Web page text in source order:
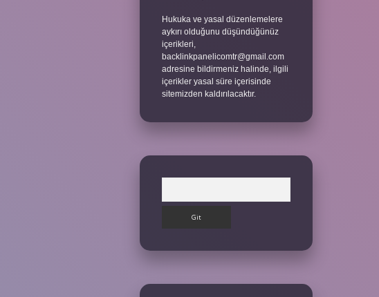
Hukuka ve yasal düzenlemelere
aykırı olduğunu düşündüğünüz
içerikleri,
backlinkpanelicomtr@gmail.com
adresine bildirmeniz halinde, ilgili
içerikler yasal süre içerisinde
sitemizden kaldırılacaktır.